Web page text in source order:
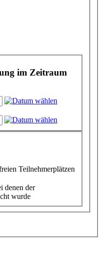
im Zeitraum
Teilnehmerplätzen
denen der
wurde